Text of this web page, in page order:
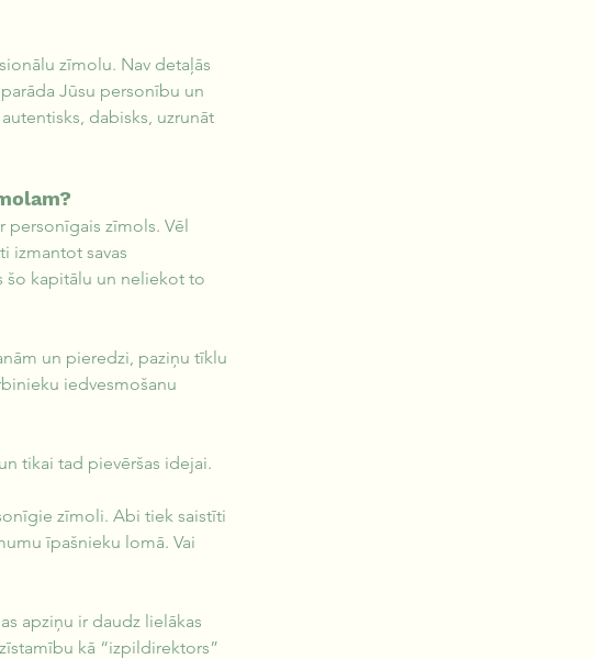
zīmolu. Nav detaļās
Jūsu personību un
dabisks, uzrunāt
personīgais zīmols. Vēl
izmantot savas
šo kapitālu un neliekot to
un pieredzi, paziņu tīklu
iedvesmošanu
tikai tad pievēršas idejai.
zīmoli. Abi tiek saistīti
īpašnieku lomā. Vai
apziņu ir daudz lielākas
kā “izpildirektors”